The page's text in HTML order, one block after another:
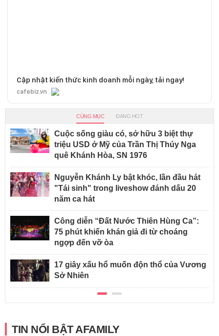
Cập nhật kiến thức kinh doanh mỗi ngày, tải ngay!
cafebiz.vn
CÙNG MỤC ĐANG HOT
Cuộc sống giàu có, sở hữu 3 biệt thự
triệu USD ở Mỹ của Trần Thị Thúy Nga
quê Khánh Hòa, SN 1976
Nguyễn Khánh Ly bật khóc, lần đầu hát
"Tái sinh" trong liveshow đánh dấu 20
năm ca hát
Công diễn “Đất Nước Thiên Hùng Ca”:
75 phút khiến khán giả đi từ choáng
ngợp đến vỡ òa
17 giây xấu hổ muốn độn thổ của Vương
Sở Nhiên
TIN NỔI BẬT AFAMILY